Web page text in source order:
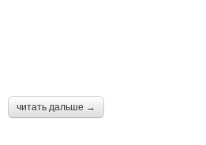
читать дальше →